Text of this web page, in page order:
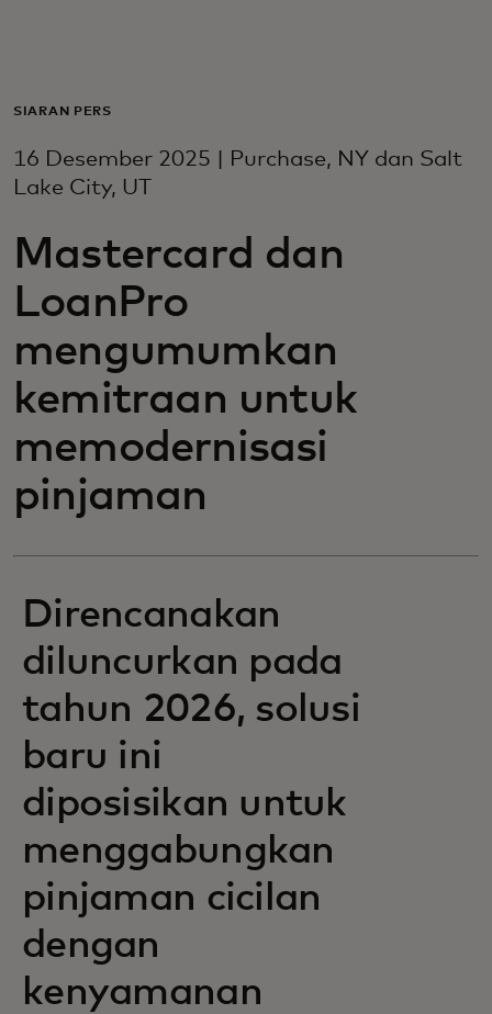
Untuk bisnis
Untuk dunia
Untuk inovator
SIARAN PERS
16 Desember 2025 | Purchase, NY dan Salt
Lake City, UT
Mastercard dan
LoanPro
mengumumkan
kemitraan untuk
memodernisasi
pinjaman
Direncanakan
diluncurkan pada
tahun 2026, solusi
baru ini
diposisikan untuk
menggabungkan
pinjaman cicilan
dengan
kenyamanan